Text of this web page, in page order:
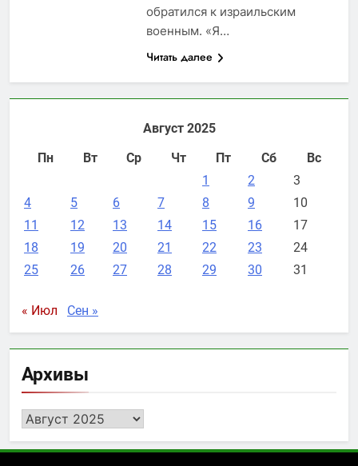
обратился к израильским
военным. «Я…
Читать далее
Август 2025
Пн
Вт Ср Чт Пт Сб
Вс
1
2
3
4
5 6 7 8 9
10
11
12 13 14 15 16
17
18
19 20 21 22 23
24
25
26 27 28 29 30 31
« Июл Сен »
Архивы
Архивы